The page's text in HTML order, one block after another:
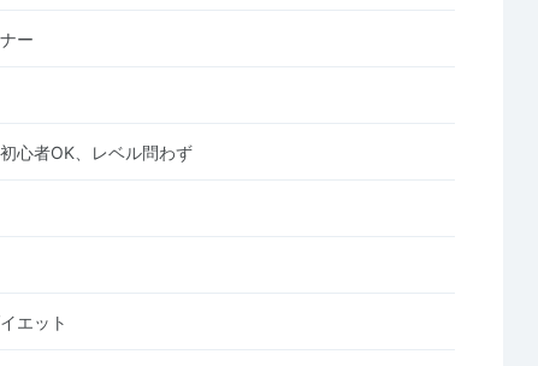
ー
心者OK、レベル問わず
エット